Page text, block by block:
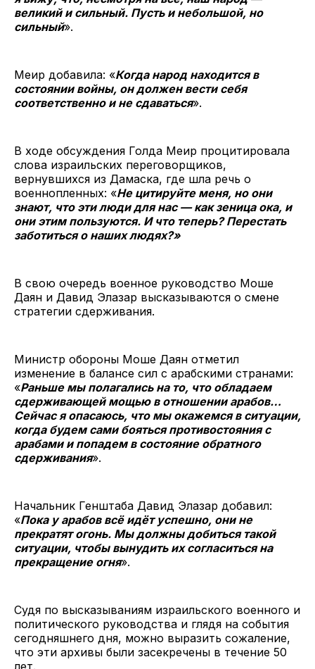
великий и сильный. Пусть и небольшой, но
сильный».
Меир добавила: «Когда народ находится в
состоянии войны, он должен вести себя
соответственно и не сдаваться».
В ходе обсуждения Голда Меир процитировала
слова израильских переговорщиков,
вернувшихся из Дамаска, где шла речь о
военнопленных: «Не цитируйте меня, но они
знают, что эти люди для нас — как зеница ока, и
они этим пользуются. И что теперь? Перестать
заботиться о наших людях?»
В свою очередь военное руководство Моше
Даян и Давид Элазар высказываются о смене
стратегии сдерживания.
Министр обороны Моше Даян отметил
изменение в балансе сил с арабскими странами:
«Раньше мы полагались на то, что обладаем
сдерживающей мощью в отношении арабов…
Сейчас я опасаюсь, что мы окажемся в ситуации,
когда будем сами бояться противостояния с
арабами и попадем в состояние обратного
сдерживания».
Начальник Генштаба Давид Элазар добавил:
«Пока у арабов всё идёт успешно, они не
прекратят огонь. Мы должны добиться такой
ситуации, чтобы вынудить их согласиться на
прекращение огня».
Судя по высказываниям израильского военного и
политического руководства и глядя на события
сегодняшнего дня, можно выразить сожаление,
что эти архивы были засекречены в течение 50
лет.